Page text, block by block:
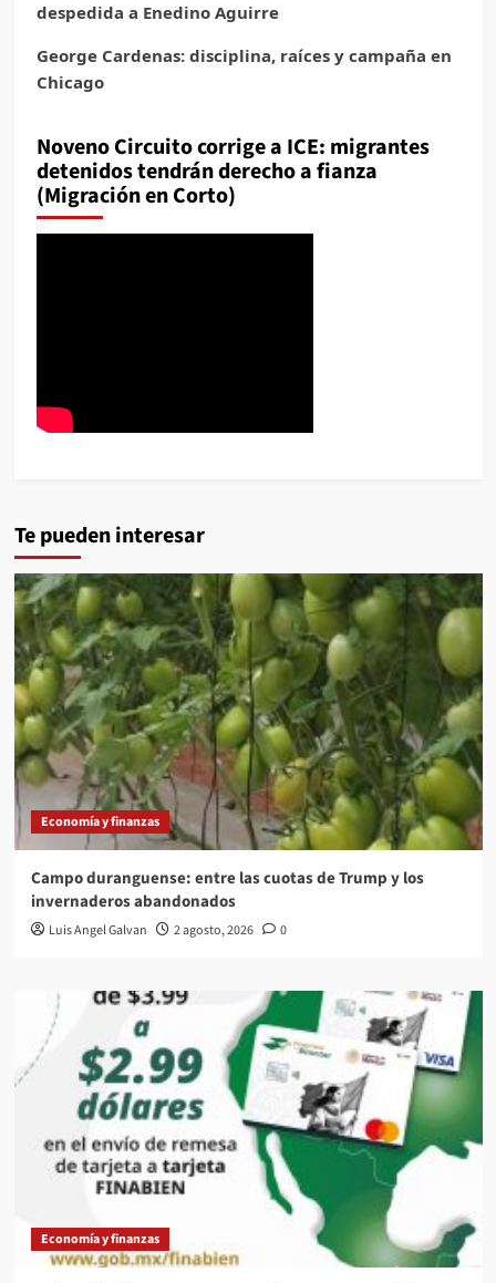
despedida a Enedino Aguirre
George Cardenas: disciplina, raíces y campaña en
Chicago
Noveno Circuito corrige a ICE: migrantes
detenidos tendrán derecho a fianza
(Migración en Corto)
Te pueden interesar
Economía y finanzas
Campo duranguense: entre las cuotas de Trump y los
invernaderos abandonados
Luis Angel Galvan 2 agosto, 2026 0
Economía y finanzas